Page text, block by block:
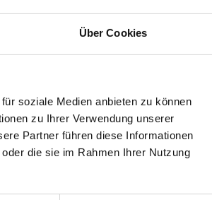
Über Cookies
soziale Medien anbieten zu können
zu Ihrer Verwendung unserer
Partner führen diese Informationen
die sie im Rahmen Ihrer Nutzung